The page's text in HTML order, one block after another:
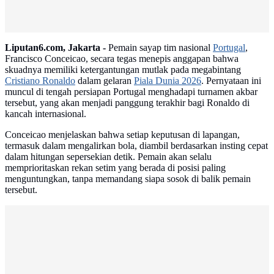
Liputan6.com, Jakarta - Pemain sayap tim nasional Portugal,
Francisco Conceicao, secara tegas menepis anggapan bahwa
skuadnya memiliki ketergantungan mutlak pada megabintang
Cristiano Ronaldo dalam gelaran Piala Dunia 2026. Pernyataan ini
muncul di tengah persiapan Portugal menghadapi turnamen akbar
tersebut, yang akan menjadi panggung terakhir bagi Ronaldo di
kancah internasional.
Conceicao menjelaskan bahwa setiap keputusan di lapangan,
termasuk dalam mengalirkan bola, diambil berdasarkan insting cepat
dalam hitungan sepersekian detik. Pemain akan selalu
memprioritaskan rekan setim yang berada di posisi paling
menguntungkan, tanpa memandang siapa sosok di balik pemain
tersebut.